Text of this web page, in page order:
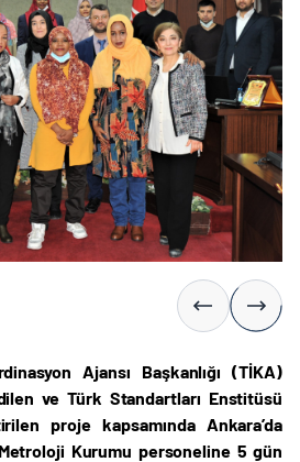
Ajansı Başkanlığı (TİKA)
ve Türk Standartları Enstitüsü
proje kapsamında Ankara’da
Kurumu personeline 5 gün